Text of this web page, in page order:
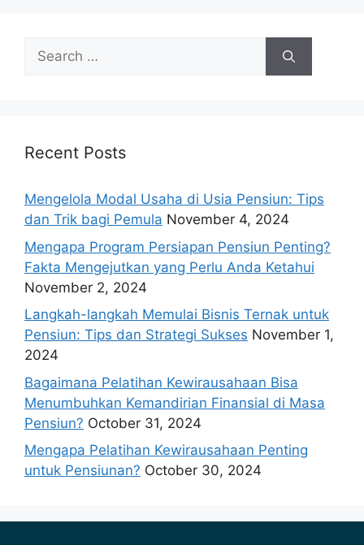
Search
for:
Recent Posts
Mengelola Modal Usaha di Usia Pensiun: Tips
dan Trik bagi Pemula November 4, 2024
Mengapa Program Persiapan Pensiun Penting?
Fakta Mengejutkan yang Perlu Anda Ketahui
November 2, 2024
Langkah-langkah Memulai Bisnis Ternak untuk
Pensiun: Tips dan Strategi Sukses November 1,
2024
Bagaimana Pelatihan Kewirausahaan Bisa
Menumbuhkan Kemandirian Finansial di Masa
Pensiun? October 31, 2024
Mengapa Pelatihan Kewirausahaan Penting
untuk Pensiunan? October 30, 2024